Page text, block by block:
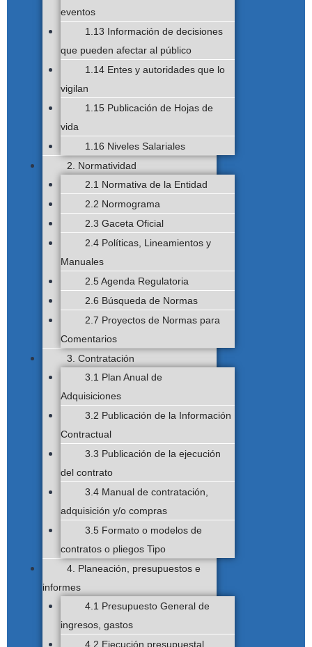
eventos
1.13 Información de decisiones
que pueden afectar al público
1.14 Entes y autoridades que lo
vigilan
1.15 Publicación de Hojas de
vida
1.16 Niveles Salariales
2. Normatividad
2.1 Normativa de la Entidad
2.2 Normograma
2.3 Gaceta Oficial
2.4 Políticas, Lineamientos y
Manuales
2.5 Agenda Regulatoria
2.6 Búsqueda de Normas
2.7 Proyectos de Normas para
Comentarios
3. Contratación
3.1 Plan Anual de
Adquisiciones
3.2 Publicación de la Información
Contractual
3.3 Publicación de la ejecución
del contrato
3.4 Manual de contratación,
adquisición y/o compras
3.5 Formato o modelos de
contratos o pliegos Tipo
4. Planeación, presupuestos e
informes
4.1 Presupuesto General de
ingresos, gastos
4.2 Ejecución presupuestal